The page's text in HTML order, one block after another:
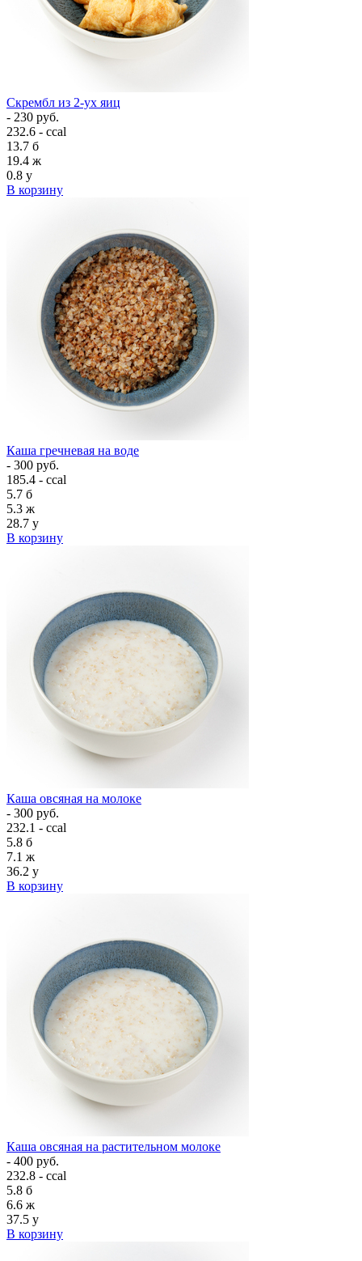
Скрембл из 2-ух яиц
- 230 руб.
232.6 - ccal
13.7 б
19.4 ж
0.8 у
В корзину
Каша гречневая на воде
- 300 руб.
185.4 - ccal
5.7 б
5.3 ж
28.7 у
В корзину
Каша овсяная на молоке
- 300 руб.
232.1 - ccal
5.8 б
7.1 ж
36.2 у
В корзину
Каша овсяная на растительном молоке
- 400 руб.
232.8 - ccal
5.8 б
6.6 ж
37.5 у
В корзину